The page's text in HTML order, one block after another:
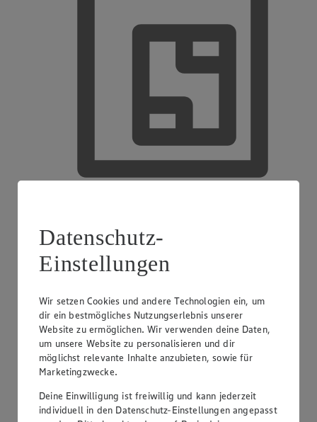
Datenschutz-
Einstellungen
Wir setzen Cookies und andere Technologien ein, um
dir ein bestmögliches Nutzungserlebnis unserer
Website zu ermöglichen. Wir verwenden deine Daten,
um unsere Website zu personalisieren und dir
möglichst relevante Inhalte anzubieten, sowie für
Marketingzwecke.
Deine Einwilligung ist freiwillig und kann jederzeit
individuell in den Datenschutz-Einstellungen angepasst